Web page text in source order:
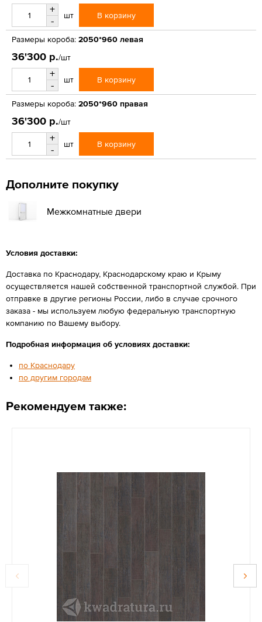
+
-
шт В корзину
Размеры короба: 2050*960 левая
36'300 р./шт
+
-
шт В корзину
Размеры короба: 2050*960 правая
36'300 р./шт
+
-
шт В корзину
Дополните покупку
Межкомнатные двери
Условия доставки:
Доставка по Краснодару, Краснодарскому краю и Крыму
осуществляется нашей собственной транспортной службой. При
отправке в другие регионы России, либо в случае срочного
заказа - мы используем любую федеральную транспортную
компанию по Вашему выбору.
Подробная информация об условиях доставки:
по Краснодару
по другим городам
Рекомендуем также: